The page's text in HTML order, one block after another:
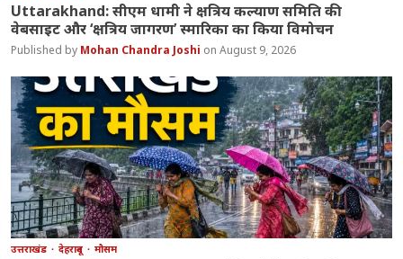
Uttarakhand: सीएम धामी ने क्षत्रिय कल्याण समिति की
वेबसाइट और ‘क्षत्रिय जागरण’ स्मारिका का किया विमोचन
Mohan Chandra Joshi August 9, 2026
उत्तराखंड देहरादून मौसम